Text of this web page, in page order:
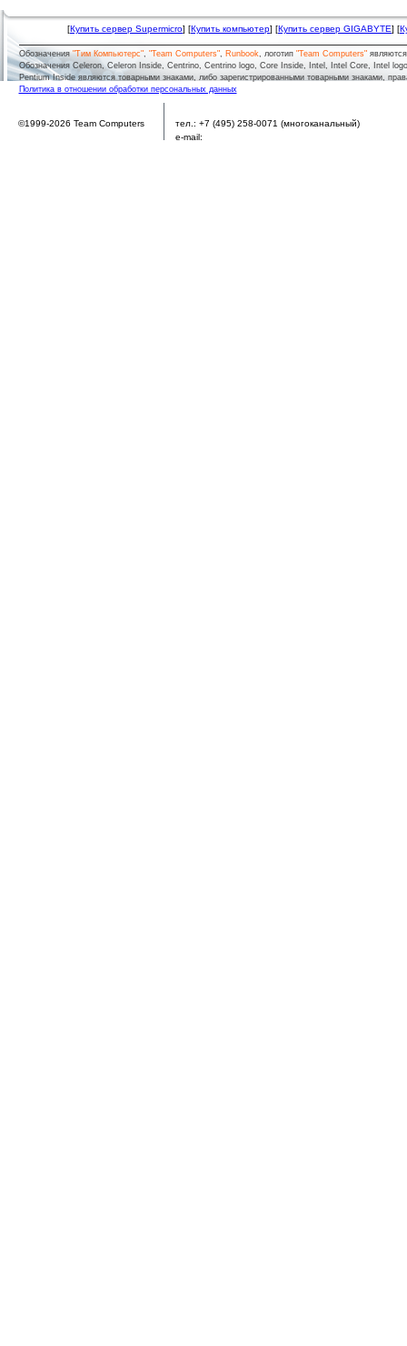
[Купить сервер Supermicro] [Купить компьютер] [Купить сервер GIGABYTE] [
Обозначения"Тим Компьютерс", "Team Computers", Runbook, логотип "Team Computers"
Обозначения Celeron, Celeron Inside, Centrino, Centrino logo, Core Inside, Intel, Intel Core, Intel
Pentium Inside являются товарными знаками, либо зарегистрированными товарными знаками,
Политика в отношении обработки персональных данных
©1999-2026 Team Computers
тел.: +7 (495) 258-0071 (многоканальный)
e-mail: